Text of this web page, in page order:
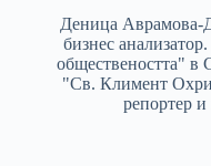
Деница Аврамова-
бизнес
обществеността" в
"Св. Климент
репортер и